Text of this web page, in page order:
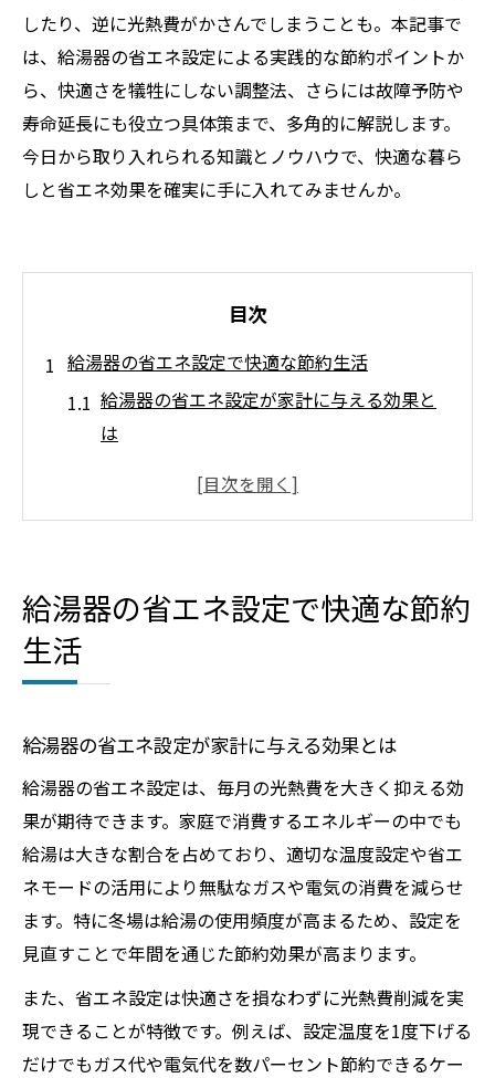
したり、逆に光熱費がかさんでしまうことも。本記事で
は、給湯器の省エネ設定による実践的な節約ポイントか
ら、快適さを犠牲にしない調整法、さらには故障予防や
寿命延長にも役立つ具体策まで、多角的に解説します。
今日から取り入れられる知識とノウハウで、快適な暮ら
しと省エネ効果を確実に手に入れてみませんか。
目次
給湯器の省エネ設定で快適な節約生活
給湯器の省エネ設定が家計に与える効果と
は
快適さと光熱費削減を両立する給湯器活用
毎日できる給湯器の節約習慣を身につける
省エネに効く給湯器温度設定の極意
給湯器の設定温度が節約に直結する理由
ガス代を抑える給湯器温度設定のコツ
家族におすすめの給湯器設定温度とは
安全と経済性を両立する給湯器活用術
給湯器の省エネ設定で安全性も確保する方
法
経済的な給湯器活用と事故防止のポイント
給湯器の設定温度で家族の安全を守る工夫
省エネしながら快適な入浴を実現するコツ
給湯器の省エネ設定で快適な節約
生活
給湯器の省エネ設定が家計に与える効果とは
給湯器の省エネ設定は、毎月の光熱費を大きく抑える効
果が期待できます。家庭で消費するエネルギーの中でも
給湯は大きな割合を占めており、適切な温度設定や省エ
ネモードの活用により無駄なガスや電気の消費を減らせ
ます。特に冬場は給湯の使用頻度が高まるため、設定を
見直すことで年間を通じた節約効果が高まります。
また、省エネ設定は快適さを損なわずに光熱費削減を実
現できることが特徴です。例えば、設定温度を1度下げる
だけでもガス代や電気代を数パーセント節約できるケー